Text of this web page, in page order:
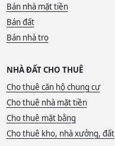
Bán nhà mặt tiền
Bán đất
Bán nhà trọ
NHÀ ĐẤT CHO THUÊ
Cho thuê căn hộ chung cư
Cho thuê nhà mặt tiền
Cho thuê mặt bằng
Cho thuê kho, nhà xưởng, đất